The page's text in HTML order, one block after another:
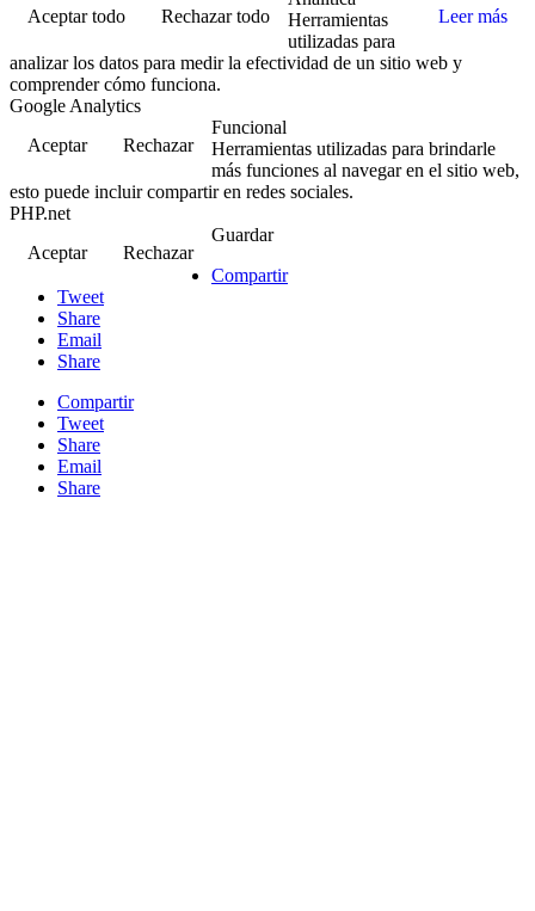
Aceptar todo Rechazar todo Leer más
Herramientas
utilizadas para
analizar los datos para medir la efectividad de un sitio web y
comprender cómo funciona.
Google Analytics
Aceptar
Rechazar
Funcional
Herramientas utilizadas para brindarle
más funciones al navegar en el sitio web,
esto puede incluir compartir en redes sociales.
PHP.net
Aceptar
Rechazar
Guardar
Compartir
Tweet
Share
Email
Share
Compartir
Tweet
Share
Email
Share